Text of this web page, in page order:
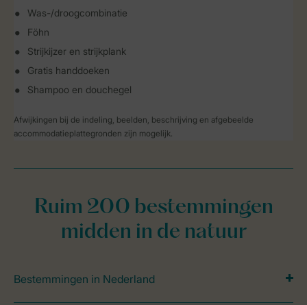
Was-/droogcombinatie
Föhn
Strijkijzer en strijkplank
Gratis handdoeken
Shampoo en douchegel
Afwijkingen bij de indeling, beelden, beschrijving en afgebeelde
accommodatieplattegronden zijn mogelijk.
Ruim 200 bestemmingen
midden in de natuur
Bestemmingen in Nederland